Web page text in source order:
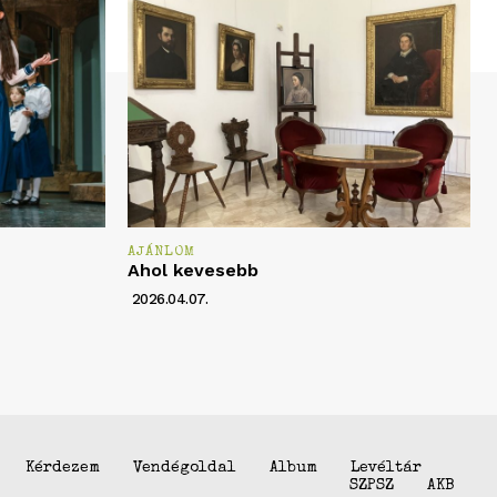
AJÁNLOM
Ahol kevesebb
2026.04.07.
Kérdezem Vendégoldal Album
Levéltár
SZPSZ
AKB